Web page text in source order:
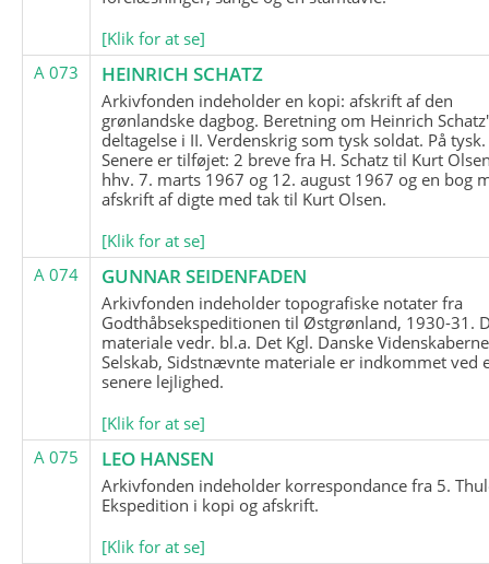
[Klik for at se]
A 073
HEINRICH SCHATZ
Arkivfonden indeholder en kopi: afskrift af den
grønlandske dagbog. Beretning om Heinrich Schatz'
deltagelse i II. Verdenskrig som tysk soldat. På tysk.
Senere er tilføjet: 2 breve fra H. Schatz til Kurt
hhv. 7. marts 1967 og 12. august 1967 og en bog
afskrift af digte med tak til Kurt Olsen.
[Klik for at se]
A 074
GUNNAR SEIDENFADEN
Arkivfonden indeholder topografiske notater fra
Godthåbsekspeditionen til Østgrønland, 1930-31.
materiale vedr. bl.a. Det Kgl. Danske
Selskab, Sidstnævnte materiale er indkommet ved
senere lejlighed.
[Klik for at se]
A 075
LEO HANSEN
Arkivfonden indeholder korrespondance fra 5.
Ekspedition i kopi og afskrift.
[Klik for at se]